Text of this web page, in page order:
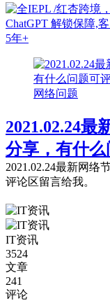
网络问题
2021.02.24最
分享，有什么
2021.02.24最新网络
评论区留言给我。
IT资讯
3524
文章
241
评论